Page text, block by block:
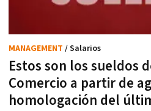
Estos son los sueldos
Comercio a partir de
homologación del
MANAGEMENT / Salarios